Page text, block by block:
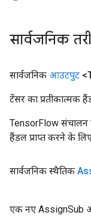
सार्वजनिक
सार्वजनिक आउटपुट
टेंसर का प्रतीकात्मक
TensorFlow संचालन
हैंडल प्राप्त करने के
सार्वजनिक स्थैतिक
एक नए AssignSub